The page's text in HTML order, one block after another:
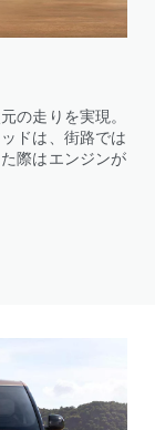
の走りを実現。
ドは、街路では
際はエンジンが